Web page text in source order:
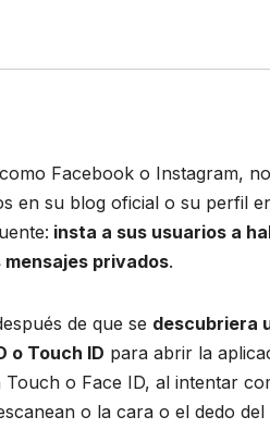
Facebook o Instagram,
en su blog oficial o su perfil
insta a sus usuarios a
privados.
de que se descubriera
o Touch ID para abrir la
o Face ID, al intentar
o la cara o el dedo